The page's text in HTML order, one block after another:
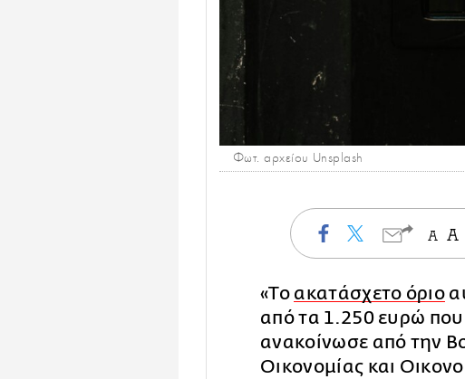
Φωτ. αρχείου Unsplash
«Το ακατάσχετο όριο
από τα 1.250 ευρώ
ανακοίνωσε από την
Οικονομίας και